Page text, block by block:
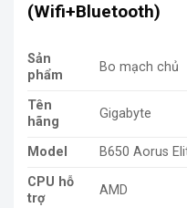
(Wifi+Bluetooth)
Sản
phẩm
Bo mạch chủ
Tên
hãng
Gigabyte
Model
B650 Aorus
CPU hỗ
trợ
AMD